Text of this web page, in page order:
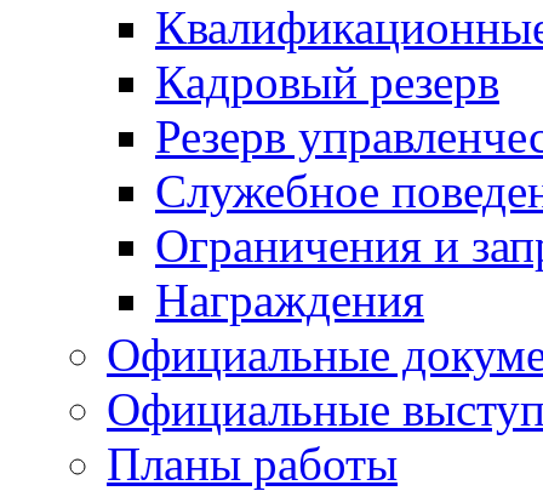
Кадровый резерв
Резерв
Служебное
Ограничения и
Награждения
Официальные
Официальные
Планы работы